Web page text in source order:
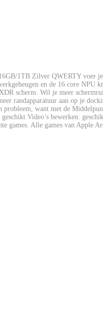
1TB Zilver QWERTY voer
en de 16 core
scherm. Wil je meer
randapparatuur aan op je
probleem, want met de
Video’s bewerken:
games. Alle games van Apple